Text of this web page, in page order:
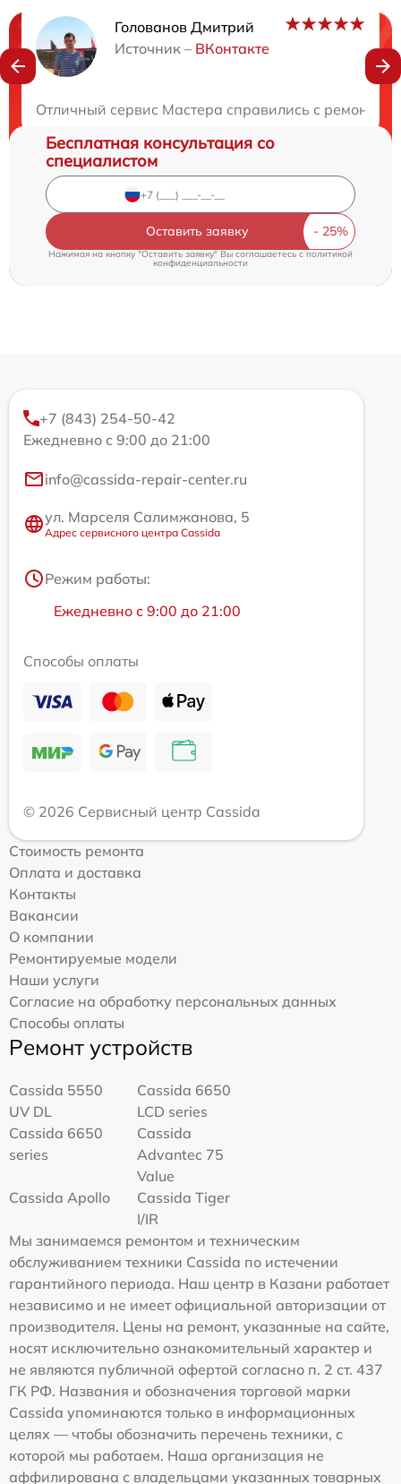
Голованов Дмитрий
Источник – ВКонтакте
Отличный сервис Мастера справились с
Нужна консультация?
Бесплатная консультация со
специалистом
Оставить заявку
Нажимая на кнопку "Оставить заявку" Вы соглашаетесь cполитикой
конфиденциальности
+7 (843) 254-50-42
Ежедневно с 9:00 до 21:00
info@cassida-repair-center.ru
ул. Марселя Салимжанова, 5
Адрес сервисного центра Cassida
Режим работы:
Ежедневно с 9:00 до 21:00
Способы оплаты
© 2026 Сервисный центр Cassida
Стоимость ремонта
Оплата и доставка
Контакты
Вакансии
О компании
Ремонтируемые модели
Наши услуги
Согласие на обработку персональных данных
Способы оплаты
Ремонт устройств
Cassida 5550
UV DL
Cassida 6650
LCD series
Cassida 6650
series
Cassida
Advantec 75
Value
Cassida Apollo
Cassida Tiger
I/IR
Мы занимаемся ремонтом и техническим
обслуживанием техники Cassida по истечении
гарантийного периода. Наш центр в Казани работает
независимо и не имеет официальной авторизации от
производителя. Цены на ремонт, указанные на сайте,
носят исключительно ознакомительный характер и
не являются публичной офертой согласно п. 2 ст. 437
ГК РФ. Названия и обозначения торговой марки
Cassida упоминаются только в информационных
целях — чтобы обозначить перечень техники, с
которой мы работаем. Наша организация не
аффилирована с владельцами указанных товарных